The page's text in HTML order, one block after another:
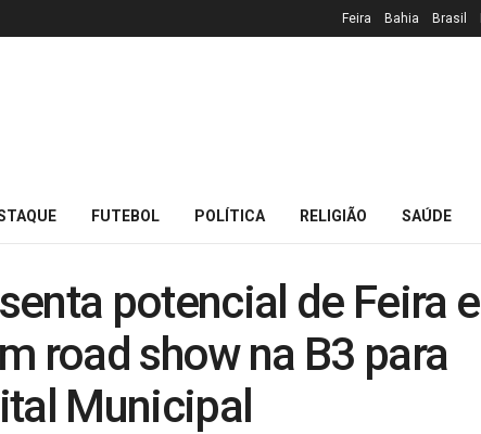
Feira Bahia Brasil
FUTEBOL POLÍTICA RELIGIÃO SAÚDE
potencial de Feira e
road show na B3 para
Municipal